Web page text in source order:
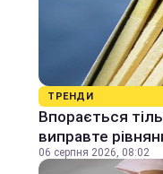
ТРЕНДИ
Впорається
виправте
06 серпня 2026, 08:02